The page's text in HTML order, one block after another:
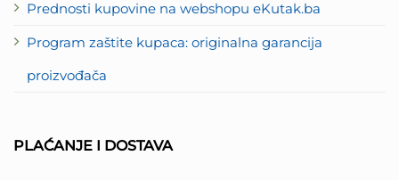
Prednosti kupovine na webshopu eKutak.ba
Program zaštite kupaca: originalna garancija
proizvođača
PLAĆANJE I DOSTAVA